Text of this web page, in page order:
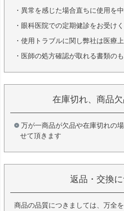
・異常を感じた場合直ちに使用を
・眼科医院での定期健診をお受け
・使用トラブルに関し弊社は医療
・医師の処方確認が取れる書類の
在庫切れ、商品
万が一商品が欠品や在庫切れの
せて頂きます
返品・交換
商品の品質につきましては、万全